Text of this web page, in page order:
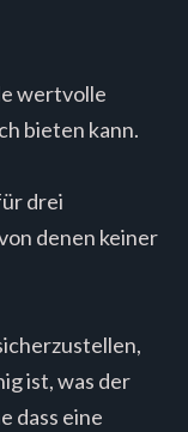
wertvolle
bieten kann.
drei
denen keiner
ist, was der
dass eine